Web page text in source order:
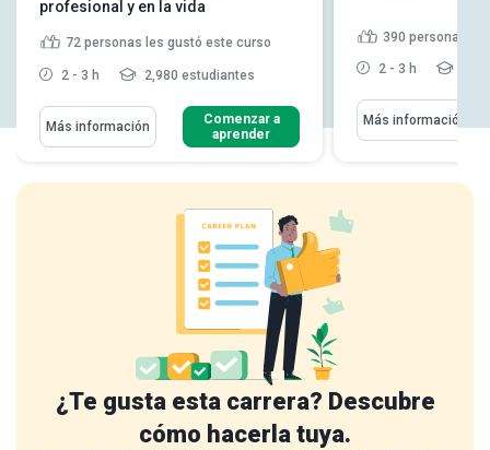
profesional y en la vida
72 personas les gustó este curso
2 - 3 h 2,980 estudiantes
Más información
Comenzar a
aprender
390 personas
2 - 3 h
Más información
¿Te gusta esta carrera? Descubre
cómo hacerla tuya.